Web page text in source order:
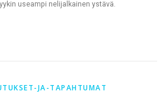
useampi nelijalkainen ystävä.
JA-TAPAHTUMAT